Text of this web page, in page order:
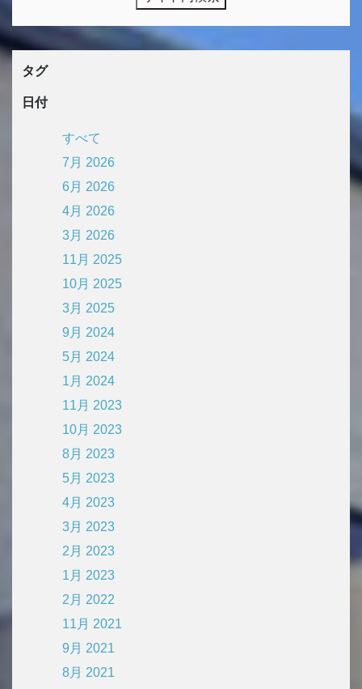
タグ
日付
すべて
7月 2026
6月 2026
4月 2026
3月 2026
11月 2025
10月 2025
3月 2025
9月 2024
5月 2024
1月 2024
11月 2023
10月 2023
8月 2023
5月 2023
4月 2023
3月 2023
2月 2023
1月 2023
2月 2022
11月 2021
9月 2021
8月 2021